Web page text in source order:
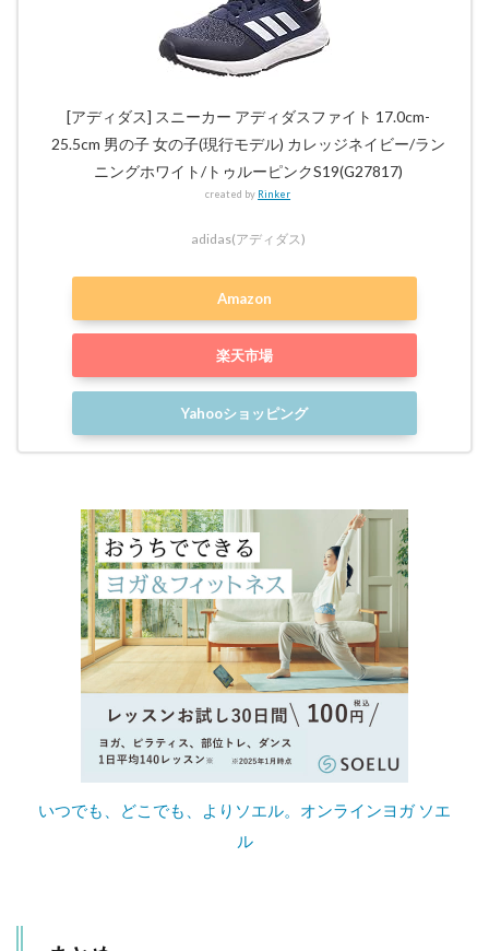
[アディダス] スニーカー アディダスファイト 17.0cm-
25.5cm 男の子 女の子(現行モデル) カレッジネイビー/ラン
ニングホワイト/トゥルーピンクS19(G27817)
created by Rinker
adidas(アディダス)
Amazon
楽天市場
Yahooショッピング
いつでも、どこでも、よりソエル。オンラインヨガ ソエ
ル